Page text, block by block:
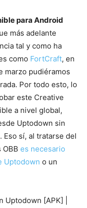
para Android
más adelante
tal y como ha
como FortCraft, en
marzo pudiéramos
Por todo esto, lo
este Creative
a nivel global,
Uptodown sin
sí, al tratarse del
es necesario
Uptodown o un
[APK] |